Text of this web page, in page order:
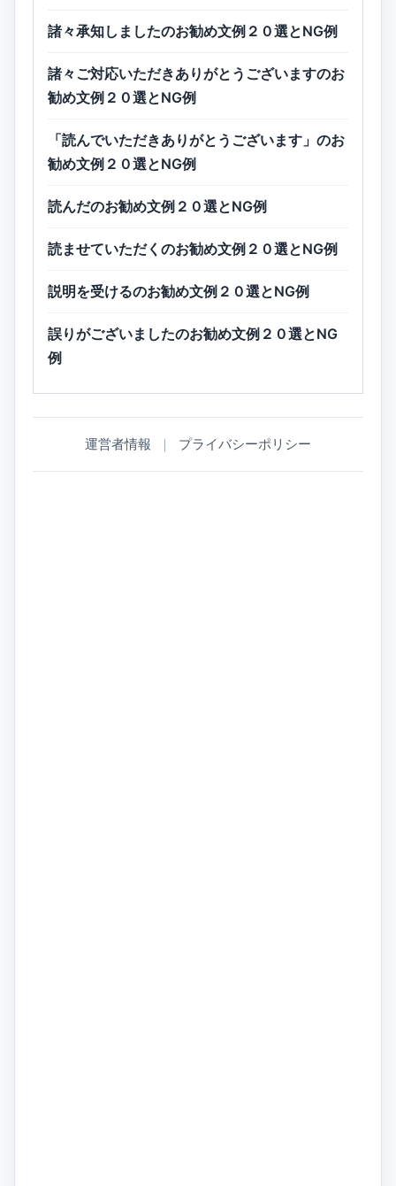
諸々承知しましたのお勧め文例２０選とNG例
諸々ご対応いただきありがとうございますのお
勧め文例２０選とNG例
「読んでいただきありがとうございます」のお
勧め文例２０選とNG例
読んだのお勧め文例２０選とNG例
読ませていただくのお勧め文例２０選とNG例
説明を受けるのお勧め文例２０選とNG例
誤りがございましたのお勧め文例２０選とNG
例
運営者情報 ｜ プライバシーポリシー